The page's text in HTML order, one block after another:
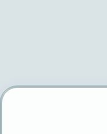
yeni giriş